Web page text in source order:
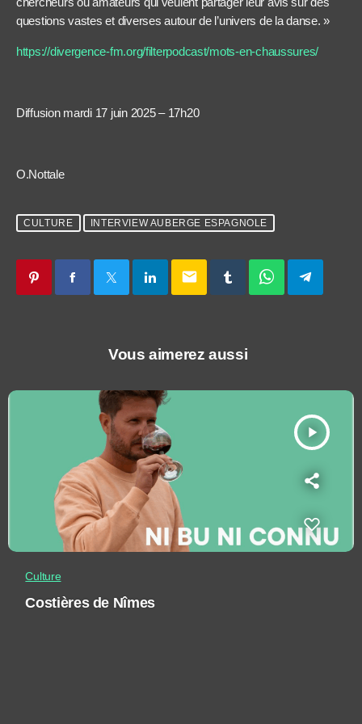
questions vastes et diverses autour de l’univers de la danse. »
https://divergence-fm.org/filterpodcast/mots-en-chaussures/
Diffusion mardi 17 juin 2025 – 17h20
O.Nottale
CULTURE INTERVIEW AUBERGE ESPAGNOLE
email
Vous aimerez aussi
play_arrow
Culture
Costières de Nîmes